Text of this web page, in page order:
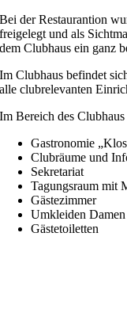
Bei der Restaurantion
freigelegt und als
dem Clubhaus ein ganz
Im Clubhaus befindet
alle clubrelevanten
Im Bereich des
Gastronomie
Clubräume und
Sekretariat
Tagungsraum mit
Gästezimmer
Umkleiden
Gästetoiletten